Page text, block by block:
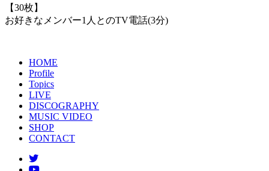
【30枚】
お好きなメンバー1人とのTV電話(3分)
HOME
Profile
Topics
LIVE
DISCOGRAPHY
MUSIC VIDEO
SHOP
CONTACT